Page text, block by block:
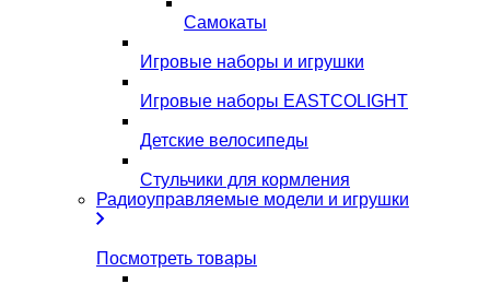
Самокаты
Игровые наборы и игрушки
Игровые наборы EASTCOLIGHT
Детские велосипеды
Стульчики для кормления
Радиоуправляемые модели и игрушки
Посмотреть товары